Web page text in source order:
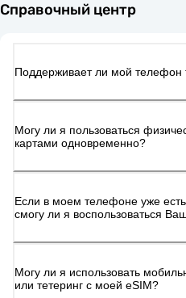
Справочный центр
Поддерживает ли мой телефон
Могу ли я пользоваться
картами одновременно?
Если в моем телефоне уже есть
смогу ли я воспользоваться
Могу ли я использовать
или тетеринг с моей eSIM?